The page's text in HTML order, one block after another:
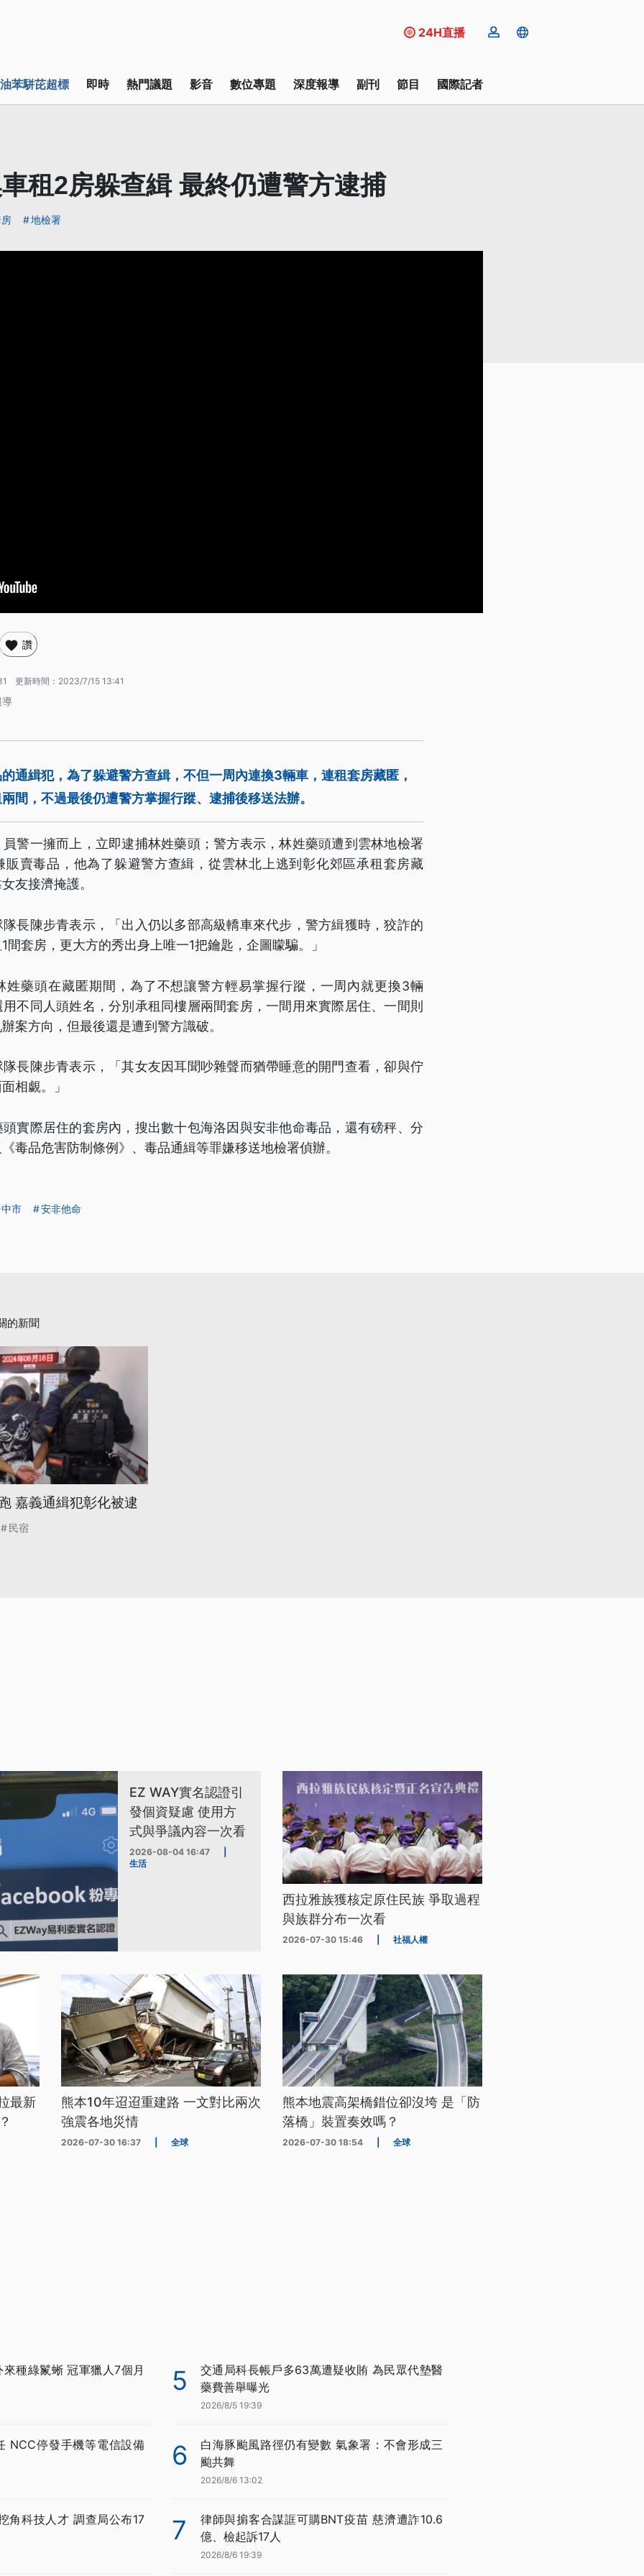
24H直播
苯駢芘超標 即時 熱門議題 影音 數位專題 深度報導 副刊 節目 國際記者
租2房躲查緝 最終仍遭警方逮捕
地檢署
讚
更新時間： 2023/7/15 13:41
導
通緝犯，為了躲避警方查緝，不但一周內連換3輛車，連租套房藏匿，
間，不過最後仍遭警方掌握行蹤、逮捕後移送法辦。
警一擁而上，立即逮捕林姓藥頭；警方表示，林姓藥頭遭到雲林地檢署
販賣毒品，他為了躲避警方查緝，從雲林北上逃到彰化郊區承租套房藏
友接濟掩護。
長陳步青表示，「出入仍以多部高級轎車來代步，警方緝獲時，狡詐的
間套房，更大方的秀出身上唯一1把鑰匙，企圖矇騙。」
姓藥頭在藏匿期間，為了不想讓警方輕易掌握行蹤，一周內就更換3輛
不同人頭姓名，分別承租同樓層兩間套房，一間用來實際居住、一間則
案方向，但最後還是遭到警方識破。
長陳步青表示，「其女友因耳聞吵雜聲而猶帶睡意的開門查看，卻與佇
相覷。」
實際居住的套房內，搜出數十包海洛因與安非他命毒品，還有磅秤、分
毒品危害防制條例》、毒品通緝等罪嫌移送地檢署偵辦。
市 安非他命
的新聞
嘉義通緝犯彰化被逮
民宿
EZ WAY實名認證引
發個資疑慮 使用方
式與爭議內容一次看
2026-08-04 16:47
生活
西拉雅族獲核定原住民族 爭取過程
與族群分布一次看
2026-07-30 15:46 社福人權
最新
熊本10年迢迢重建路 一文對比兩次
強震各地災情
2026-07-30 16:37 全球
熊本地震高架橋錯位卻沒垮 是「防
落橋」裝置奏效嗎？
2026-07-30 18:54 全球
種綠鬣蜥 冠軍獵人7個月
NCC停發手機等電信設備
角科技人才 調查局公布17
5
交通局科長帳戶多63萬遭疑收賄 為民眾代墊醫
藥費善舉曝光
2026/8/5 19:39
6
白海豚颱風路徑仍有變數 氣象署：不會形成三
颱共舞
2026/8/6 13:02
7
律師與掮客合謀誆可購BNT疫苗 慈濟遭詐10.6
億、檢起訴17人
2026/8/6 19:39